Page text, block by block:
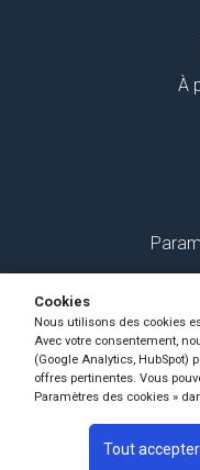
À
Retrouvez-
Copyright Ski-Pro
Cookies
Nous utilisons des cookies
Avec votre consentement,
(Google Analytics, HubSpot)
offres pertinentes. Vous
Paramètres des cookies »
Tout accepter